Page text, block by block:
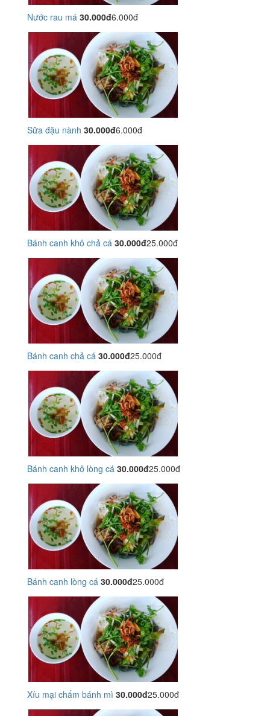
Nước rau má 30.000đ6.000đ
Sữa đậu nành 30.000đ6.000đ
Bánh canh khô chả cá 30.000đ25.000đ
Bánh canh chả cá 30.000đ25.000đ
Bánh canh khô lòng cá 30.000đ25.000đ
Bánh canh lòng cá 30.000đ25.000đ
Xíu mại chấm bánh mì 30.000đ25.000đ